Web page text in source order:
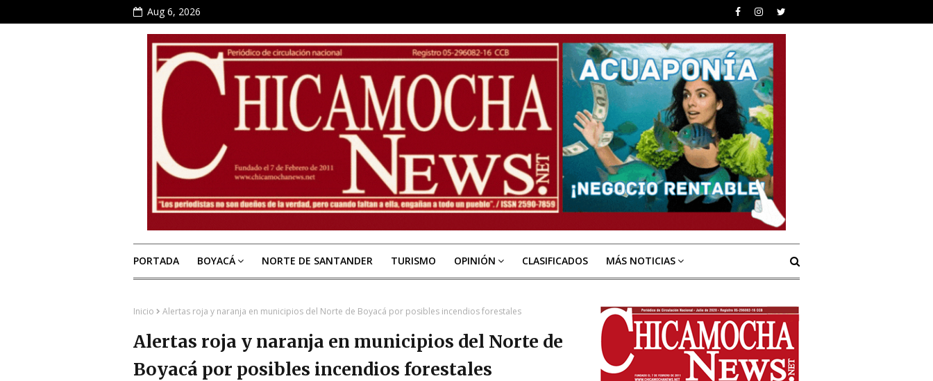
Aug 6, 2026
PORTADA BOYACÁ NORTE DE SANTANDER TURISMO OPINIÓN CLASIFICADOS MÁS NOTICIAS
Inicio Alertas roja y naranja en municipios del Norte de Boyacá por posibles incendios forestales
Alertas roja y naranja en municipios del Norte de
Boyacá por posibles incendios forestales